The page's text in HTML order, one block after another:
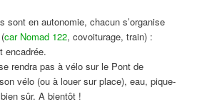
sont en autonomie, chacun s’organise
car Nomad 122, covoiturage, train) :
encadrée.
rendra pas à vélo sur le Pont de
vélo (ou à louer sur place), eau, pique-
sûr. A bientôt !